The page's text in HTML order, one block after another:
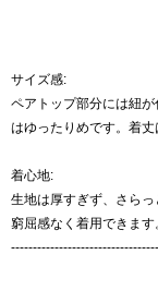
サイズ感:
ペアトップ部分には紐
はゆったりめです。着丈
着心地:
生地は厚すぎず、さら
窮屈感なく着用できます